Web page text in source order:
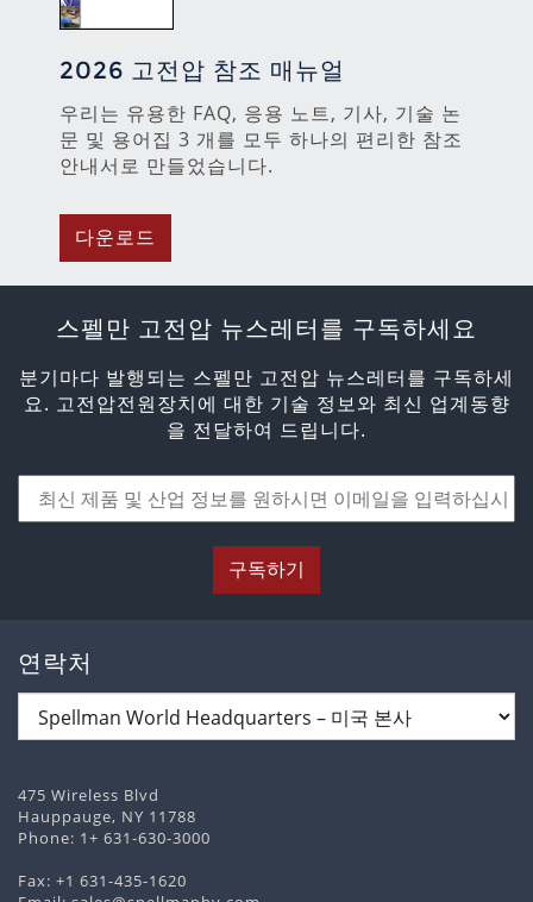
2026 고전압 참조 매뉴얼
우리는 유용한 FAQ, 응용 노트, 기사, 기술 논
문 및 용어집 3 개를 모두 하나의 편리한 참조
안내서로 만들었습니다.
다운로드
스펠만 고전압 뉴스레터를 구독하세요
분기마다 발행되는 스펠만 고전압 뉴스레터를 구독하세
요. 고전압전원장치에 대한 기술 정보와 최신 업계동향
을 전달하여 드립니다.
구독하기
연락처
475 Wireless Blvd
Hauppauge, NY 11788
Phone: 1+ 631-630-3000
Fax: +1 631-435-1620